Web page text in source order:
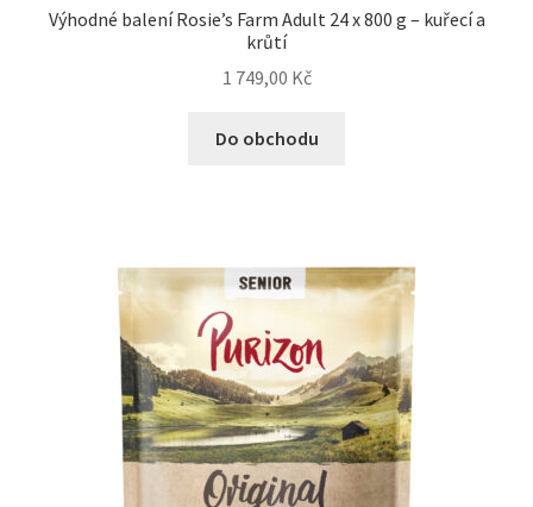
Výhodné balení Rosie’s Farm Adult 24 x 800 g – kuřecí a
krůtí
1 749,00 Kč
Do obchodu